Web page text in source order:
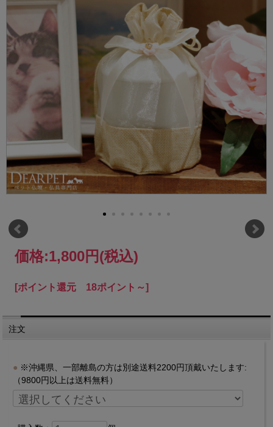
価格:1,800円(税込)
[ポイント還元 18ポイント～]
注文
※沖縄県、一部離島の方は別途送料2200円頂戴いたします:
（9800円以上は送料無料）